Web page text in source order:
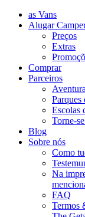
as Vans
Alugar
Preços
Extras
Comprar
Parceiros
Parques
Escolas
Torne-
Blog
Sobre nós
Como
Na
FAQ
Termos